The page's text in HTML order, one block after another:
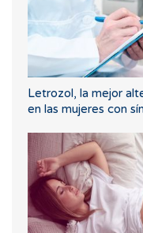
Letrozol, la mejor
en las mujeres con